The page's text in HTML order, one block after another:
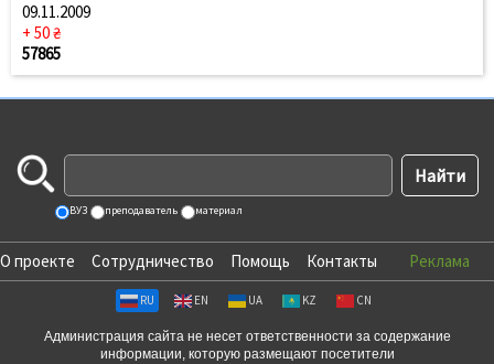
09.11.2009
+ 50 ₴
57865
ВУЗ преподаватель материал
О проекте Сотрудничество Помощь Контакты Реклама
RU EN UA KZ CN
Администрация сайта не несет ответственности за содержание
информации, которую размещают посетители